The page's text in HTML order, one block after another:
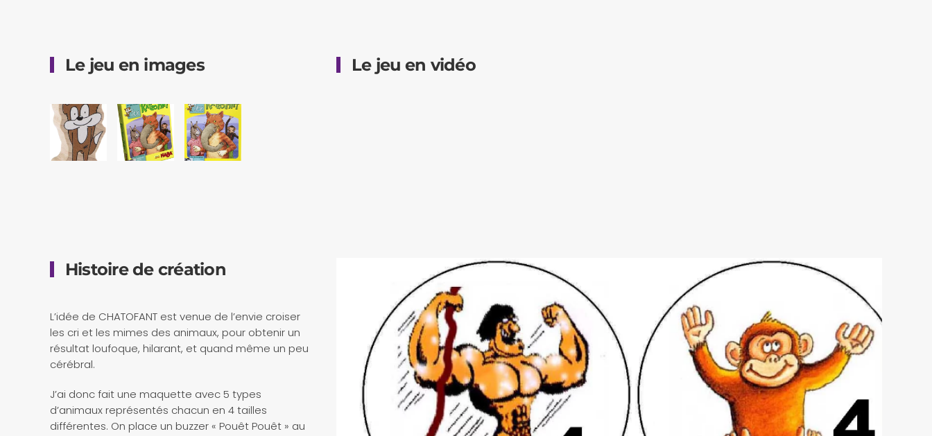
Le jeu en images Le jeu en vidéo
Histoire de création
L’idée de CHATOFANT est venue de l’envie croiser
les cri et les mimes des animaux, pour obtenir un
résultat loufoque, hilarant, et quand même un peu
cérébral.
J’ai donc fait une maquette avec 5 types
d’animaux représentés chacun en 4 tailles
différentes. On place un buzzer « Pouêt Pouêt » au